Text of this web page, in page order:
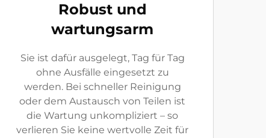
Robust und
wartungsarm
Sie ist dafür ausgelegt, Tag für Tag
ohne Ausfälle eingesetzt zu
werden. Bei schneller Reinigung
oder dem Austausch von Teilen ist
die Wartung unkompliziert – so
verlieren Sie keine wertvolle Zeit für